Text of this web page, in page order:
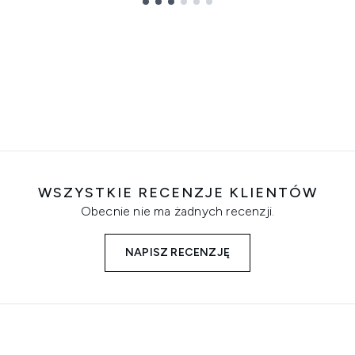
WSZYSTKIE RECENZJE KLIENTÓW
Obecnie nie ma żadnych recenzji.
NAPISZ RECENZJĘ